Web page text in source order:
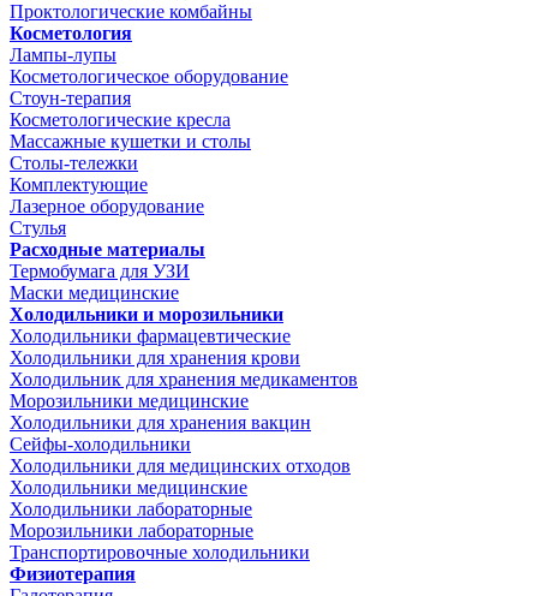
Проктологические комбайны
Косметология
Лампы-лупы
Косметологическое оборудование
Стоун-терапия
Косметологические кресла
Массажные кушетки и столы
Столы-тележки
Комплектующие
Лазерное оборудование
Стулья
Расходные материалы
Термобумага для УЗИ
Маски медицинские
Холодильники и морозильники
Холодильники фармацевтические
Холодильники для хранения крови
Холодильник для хранения медикаментов
Морозильники медицинские
Холодильники для хранения вакцин
Сейфы-холодильники
Холодильники для медицинских отходов
Холодильники медицинские
Холодильники лабораторные
Морозильники лабораторные
Транспортировочные холодильники
Физиотерапия